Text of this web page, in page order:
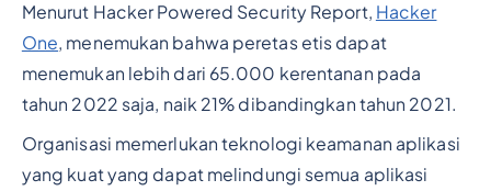
Menurut Hacker Powered Security Report, Hacker
One, menemukan bahwa peretas etis dapat
menemukan lebih dari 65.000 kerentanan pada
tahun 2022 saja, naik 21% dibandingkan tahun 2021.
Organisasi memerlukan teknologi keamanan aplikasi
yang kuat yang dapat melindungi semua aplikasi